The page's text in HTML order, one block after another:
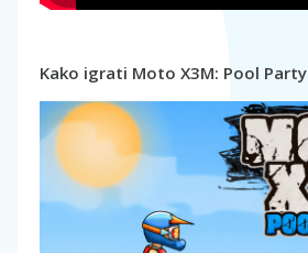
Kako igrati Moto X3M: Pool Party